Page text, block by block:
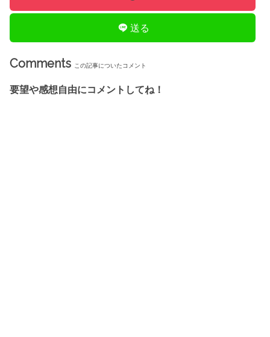
送る
Comments この記事についたコメント
要望や感想自由にコメントしてね！